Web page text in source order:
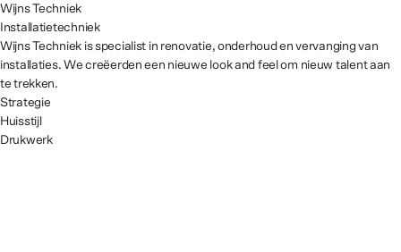
Wijns Techniek
Installatietechniek
Wijns Techniek is specialist in renovatie, onderhoud en vervanging van
installaties. We creëerden een nieuwe look and feel om nieuw talent aan
te trekken.
Strategie
Huisstijl
Drukwerk